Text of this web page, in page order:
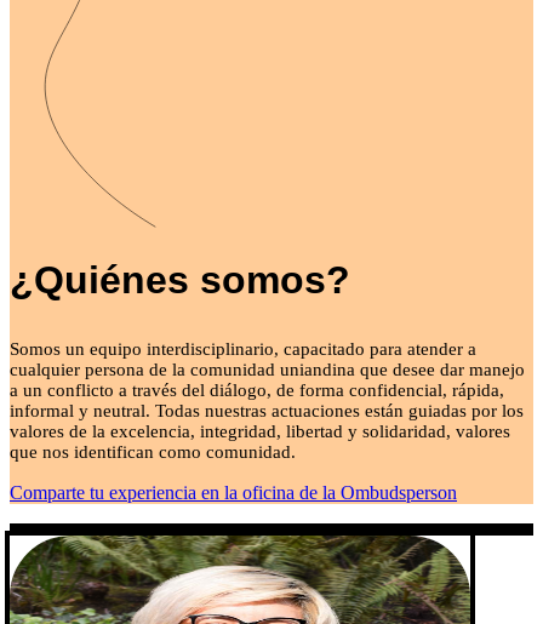
¿Quiénes somos?
Somos un equipo interdisciplinario, capacitado para atender a
cualquier persona de la comunidad uniandina que desee dar manejo
a un conflicto a través del diálogo, de forma confidencial, rápida,
informal y neutral. Todas nuestras actuaciones están guiadas por los
valores de la excelencia, integridad, libertad y solidaridad, valores
que nos identifican como comunidad.
Comparte tu experiencia en la oficina de la Ombudsperson